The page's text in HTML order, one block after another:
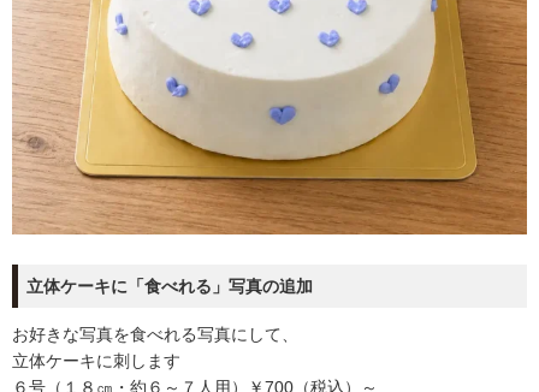
立体ケーキに「食べれる」写真の追加
お好きな写真を食べれる写真にして、
立体ケーキに刺します
６号（１８㎝・約６～７人用）￥700（税込）～